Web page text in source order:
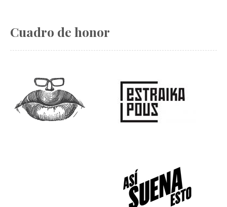
Cuadro de honor